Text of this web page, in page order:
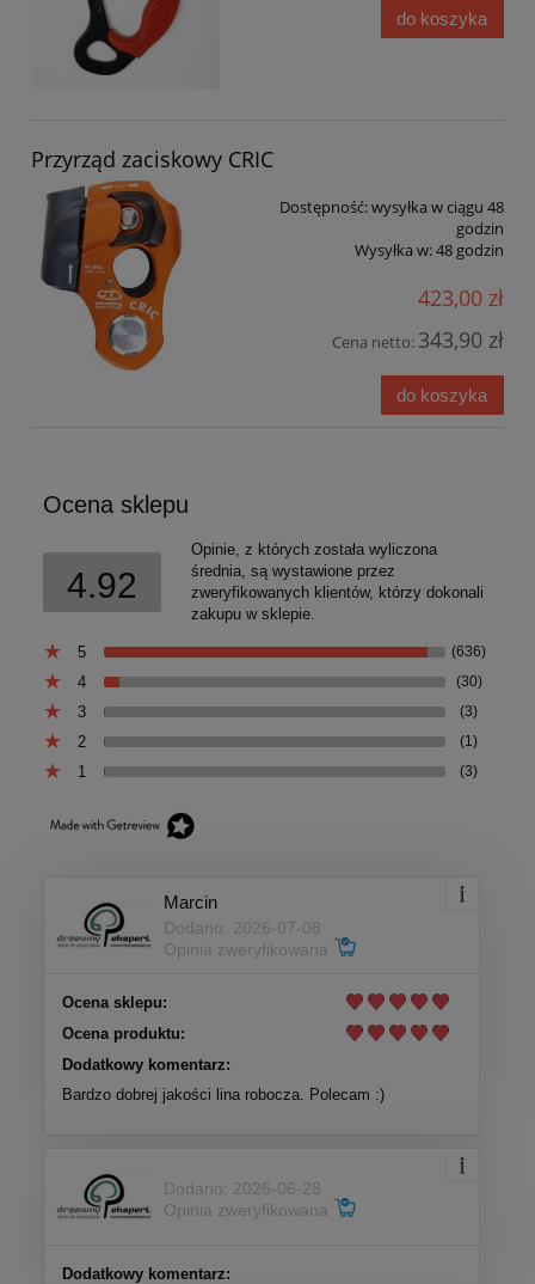
do koszyka
Przyrząd zaciskowy CRIC
Dostępność:wysyłka w ciągu 48
godzin
Wysyłka w:48 godzin
423,00 zł
Cena netto: 343,90 zł
do koszyka
Ocena sklepu
4.92
Opinie, z których została wyliczona
średnia, są wystawione przez
zweryfikowanych klientów, którzy dokonali
zakupu w sklepie.
5 (636)
4 (30)
3 (3)
2 (1)
1 (3)
Marcin
Dodano: 2026-07-08
Opinia zweryfikowana
Ocena sklepu:
Ocena produktu:
Dodatkowy komentarz:
Bardzo dobrej jakości lina robocza. Polecam :)
Dodano: 2026-06-28
Opinia zweryfikowana
Dodatkowy komentarz: